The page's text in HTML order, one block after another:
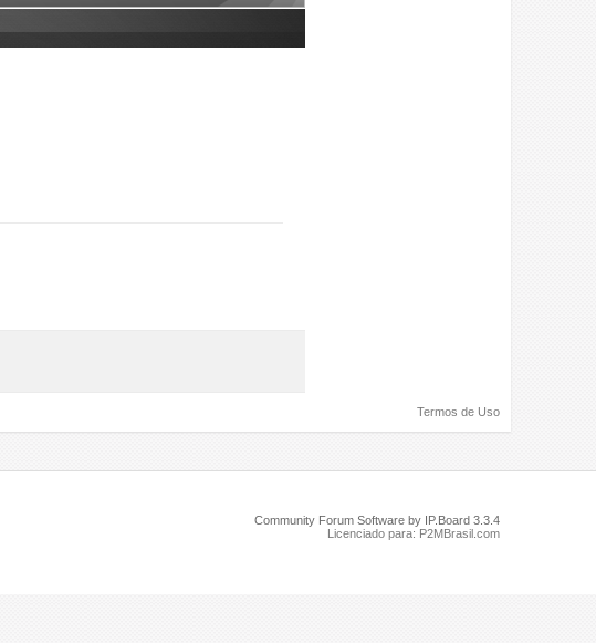
Termos de Uso
Community Forum Software by IP.Board 3.3.4
Licenciado para: P2MBrasil.com